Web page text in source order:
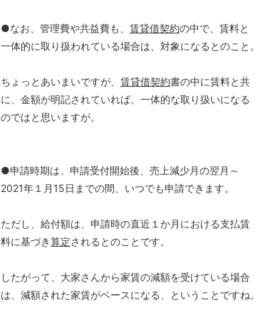
●なお、管理費や共益費も、 賃貸借契約の中で、賃料と
一体的に取り扱われている場合は、対象になるとのこと。
ちょっとあいまいですが、 賃貸借契約書の中に賃料と共
に、金額が明記されていれば、一体的な取り扱いになる
のではと思いますが。
●申請時期は、申請受付開始後、売上減少月の翌月～
2021年１月15日までの間、いつでも申請できます。
ただし、給付額は、申請時の直近１か月における支払賃
料に基づき算定されるとのことです。
したがって、大家さんから家賃の減額を受けている場合
は、減額された家賃がベースになる、ということですね。